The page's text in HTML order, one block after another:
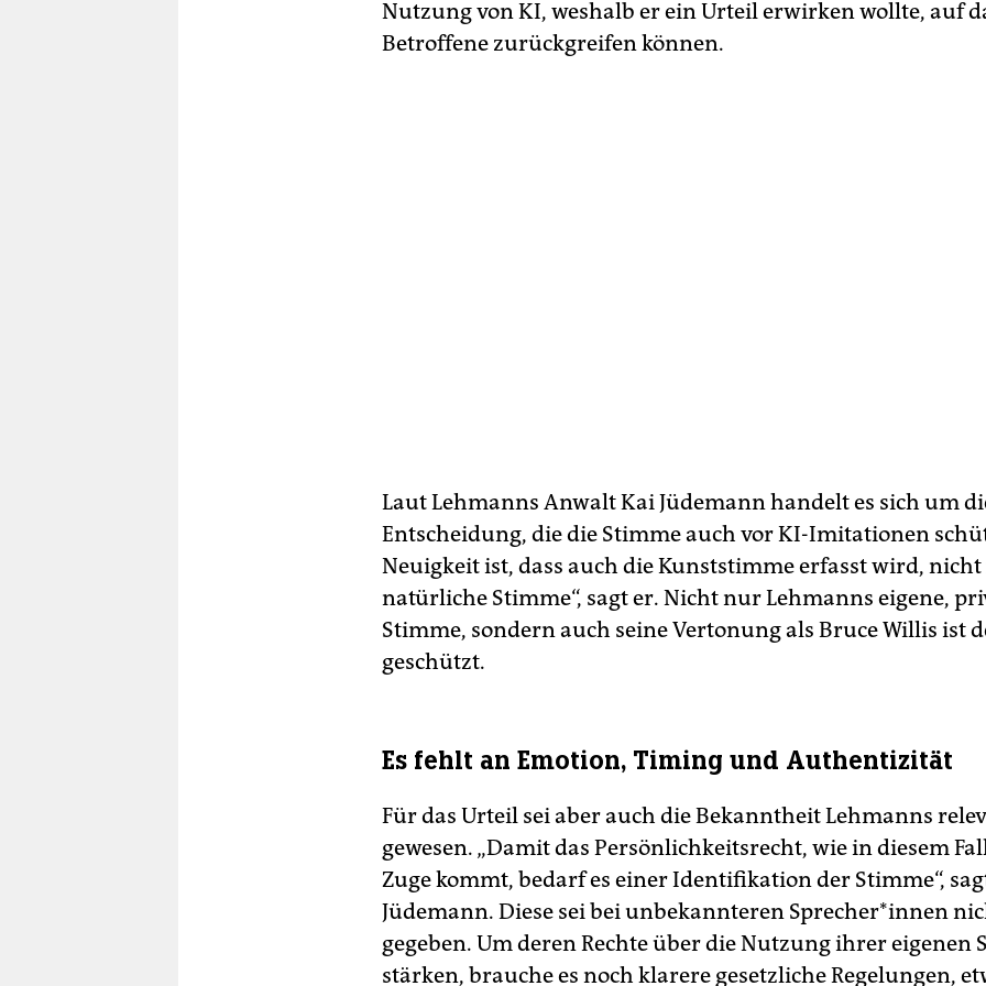
Nutzung von KI, weshalb er ein Urteil erwirken wollte, auf
Betroffene zurückgreifen können.
Laut Lehmanns Anwalt Kai Jüdemann handelt es sich um
Entscheidung, die die Stimme auch vor KI-Imitationen
Neuigkeit ist, dass auch die Kunststimme erfasst wird,
natürliche Stimme“, sagt er. Nicht nur Lehmanns eigene,
Stimme, sondern auch seine Vertonung als Bruce Willis ist
geschützt.
Es fehlt an Emotion, Timing und Authentizität
Für das Urteil sei aber auch die Bekanntheit Lehmanns
gewesen. „Damit das Persönlichkeitsrecht, wie in diesem
Zuge kommt, bedarf es einer Identifikation der Stimme“,
Jüdemann. Diese sei bei unbekannteren Spre­cher*in­nen
gegeben. Um deren Rechte über die Nutzung ihrer eigenen
stärken, brauche es noch klarere gesetzliche Regelungen,